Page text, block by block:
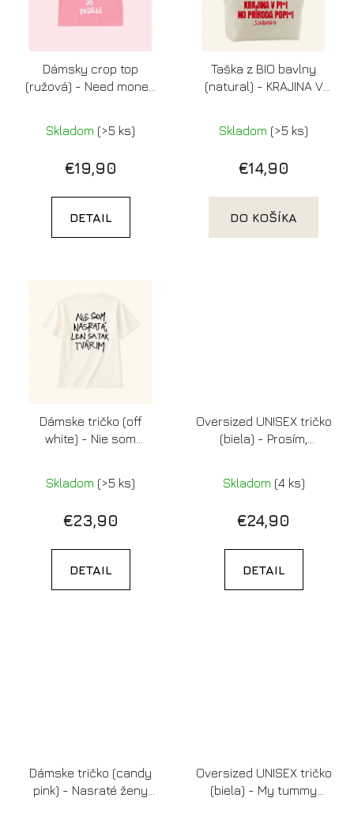
Dámsky crop top
(ružová) - Need money
Skladom (>5 ks)
€19,90
DETAIL
Taška z BIO bavlny
(natural) - KRAJINA V
Skladom (>5 ks)
€14,90
DO KOŠÍKA
Dámske tričko (off
white) - Nie som
Skladom (>5 ks)
€23,90
DETAIL
Oversized UNISEX tričko
(biela) - Prosím,
pretože má prácu
Skladom (4 ks)
€24,90
DETAIL
Dámske tričko (candy
pink) - Nasraté ženy
Oversized UNISEX tričko
(biela) - My tummy